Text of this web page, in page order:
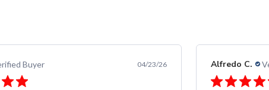
Verified Buyer 11/28/25 Ernesto L.